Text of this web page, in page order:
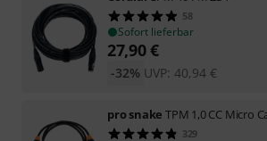
58
Sofort lieferbar
27,90€
UVP: 40,94 €
-32%
pro snake TPM 1,0 CC Micro
329